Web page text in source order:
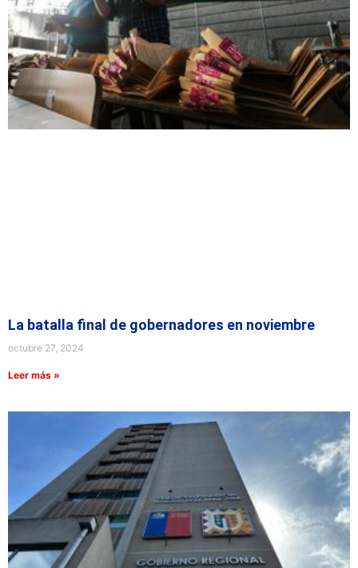
La batalla final de gobernadores en noviembre
octubre 27, 2024
Leer más »